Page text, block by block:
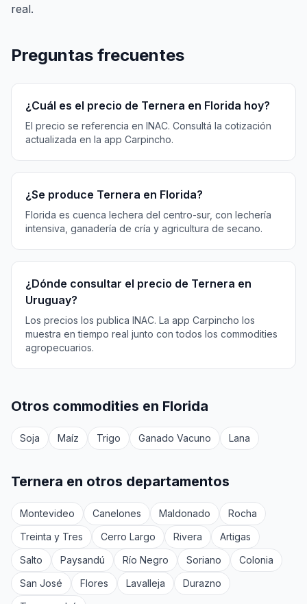
real.
Preguntas frecuentes
¿Cuál es el precio de Ternera en Florida hoy?
El precio se referencia en INAC. Consultá la cotización
actualizada en la app Carpincho.
¿Se produce Ternera en Florida?
Florida es cuenca lechera del centro-sur, con lechería
intensiva, ganadería de cría y agricultura de secano.
¿Dónde consultar el precio de Ternera en
Uruguay?
Los precios los publica INAC. La app Carpincho los
muestra en tiempo real junto con todos los commodities
agropecuarios.
Otros commodities en Florida
Soja Maíz Trigo Ganado Vacuno Lana
Ternera en otros departamentos
Montevideo Canelones Maldonado
Rocha
Treinta y Tres
Cerro Largo Rivera
Artigas
Salto
Paysandú Río Negro Soriano
Colonia
San José
Flores Lavalleja
Durazno